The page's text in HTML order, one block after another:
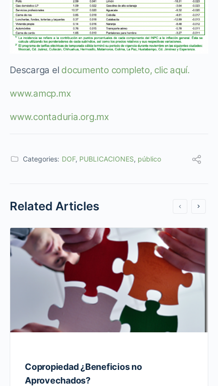
Descarga el documento completo, clic aquí.
www.amcp.mx
www.contaduria.org.mx
Categories: DOF, PUBLICACIONES, público
Related Articles
Copropiedad ¿Beneficios no
Aprovechados?